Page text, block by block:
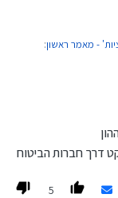
- מאמר ראשון:
חסכון בטוחים
לא השתדלות
שלווה, שלום
והתשואה גבוהה
דרך חברות הביטוח
5